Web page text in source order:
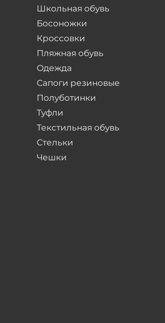
Школьная обувь
Босоножки
Кроссовки
Пляжная обувь
Одежда
Сапоги резиновые
Полуботинки
Туфли
Текстильная обувь
Стельки
Чешки